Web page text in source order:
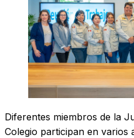
Diferentes miembros de la
Colegio participan en varios